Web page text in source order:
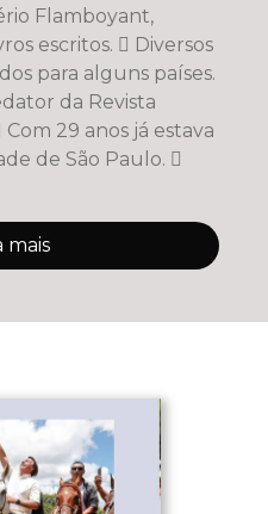
Flamboyant,
escritos.  Diversos
para alguns países.
da Revista
Paulo. 
mais